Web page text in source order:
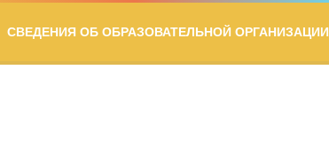
СВЕДЕНИЯ ОБ ОБРАЗОВАТЕЛЬНОЙ ОРГАНИЗАЦИИ